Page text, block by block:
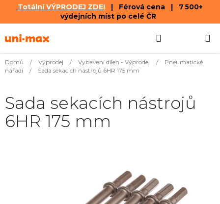
Totální VÝPRODEJ ZDE!| Férová cena | 7 500+
výdejních míst po celé ČR
na
KOŠÍK
Domů / Výprodej / Vybavení dílen - Výprodej /
Pneumatické
nářadí
/ Sada sekacích nástrojů 6HR 175 mm
Sada sekacích nástrojů
6HR 175 mm